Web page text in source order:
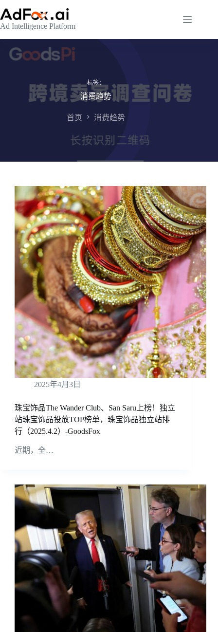
至
内
容
Ad Intelligence Platform
标签：
消费趋势
首页 消费趋势
2025年4月3日
珠宝饰品The Wander Club、San Saru上榜！独立
站珠宝饰品投放TOP榜单，珠宝饰品独立站排
行（2025.4.2）-GoodsFox
近期，全…